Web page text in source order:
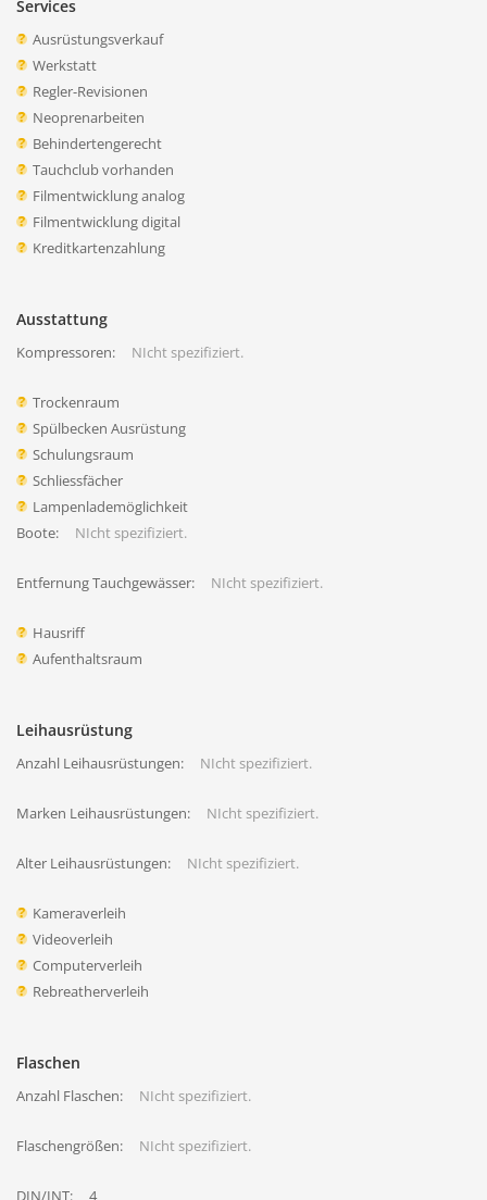
Services
Ausrüstungsverkauf
Werkstatt
Regler-Revisionen
Neoprenarbeiten
Behindertengerecht
Tauchclub vorhanden
Filmentwicklung analog
Filmentwicklung digital
Kreditkartenzahlung
Ausstattung
Kompressoren: NIcht spezifiziert.
Trockenraum
Spülbecken Ausrüstung
Schulungsraum
Schliessfächer
Lampenlademöglichkeit
Boote:
NIcht spezifiziert.
Entfernung Tauchgewässer: NIcht spezifiziert.
Hausriff
Aufenthaltsraum
Leihausrüstung
Anzahl Leihausrüstungen: NIcht spezifiziert.
Marken Leihausrüstungen: NIcht spezifiziert.
Alter Leihausrüstungen: NIcht spezifiziert.
Kameraverleih
Videoverleih
Computerverleih
Rebreatherverleih
Flaschen
Anzahl Flaschen: NIcht spezifiziert.
Flaschengrößen: NIcht spezifiziert.
DIN/INT: 4